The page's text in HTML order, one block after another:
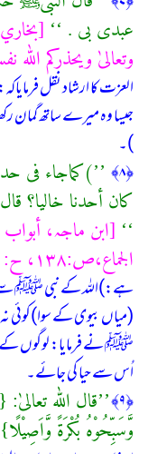
عبدی بی . ‘‘
وتعالیٰ ویحذرکم اللہ
العزت کا ارشاد نقل
جیسا وہ میرے ساتھ گمان
)۔
﴿۸﴾
’’(كماجاء فی
كان أحدنا خالیا؟
‘‘ [ابن ماجہ، أبواب
الجماع،ص:۱۳۸، ح: ۱۹۲۰]
ہے:)اللہ كے نبی ﷺ سے
(میاں بیوی كے سوا)كوئی
ﷺ نے فرمایا: لوگوں كے
اُس سے حیا كی جائے۔
﴿۹﴾ ’’قال اللّٰه تعالیٰ:
وَّسَبِّحُوْهُ بُكْرَةً